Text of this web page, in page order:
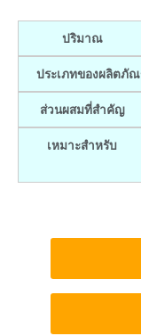
ปริมาณ
ประเภทของผลิตภั
ส่วนผสมที่สำคัญ
เหมาะสำหรับ